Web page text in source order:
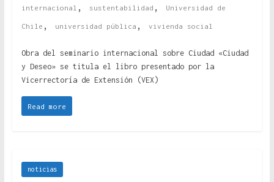
internacional , sustentabilidad , Universidad de
Chile , universidad pública , vivienda social
Obra del seminario internacional sobre Ciudad «Ciudad
y Deseo» se titula el libro presentado por la
Vicerrectoría de Extensión (VEX)
Read more
noticias